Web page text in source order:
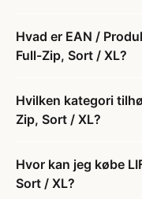
Hvad er EAN /
Full-Zip, Sort / XL?
Hvilken kategori
Zip, Sort / XL?
Hvor kan jeg købe
Sort / XL?